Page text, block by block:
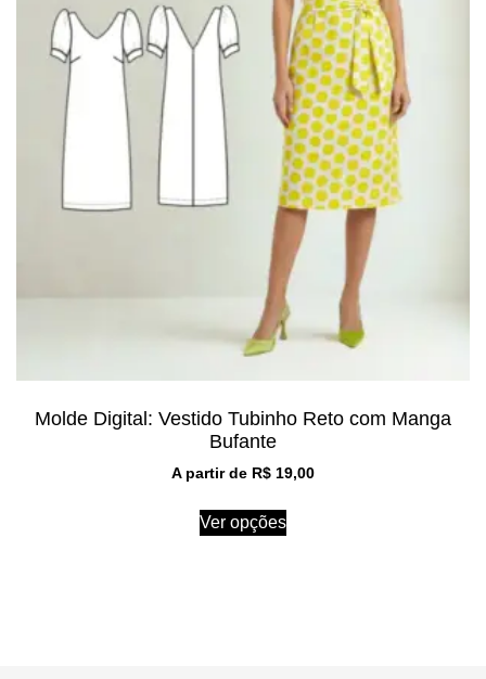
Molde Digital: Vestido Tubinho Reto com Manga
Bufante
A partir de R$ 19,00
Ver opções